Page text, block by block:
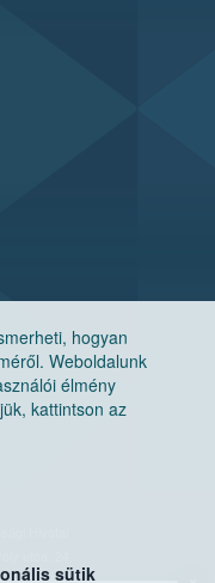
hogyan
Weboldalunk
élmény
kattintson az
sütik
Hivatal
Pf. 30.